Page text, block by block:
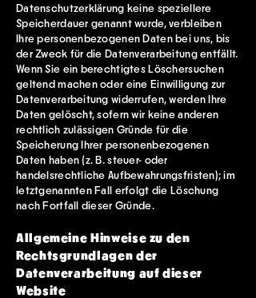
Datenschutzerklärung keine speziellere
Speicherdauer genannt wurde, verbleiben
Ihre personenbezogenen Daten bei uns, bis
der Zweck für die Datenverarbeitung entfällt.
Wenn Sie ein berechtigtes Löschersuchen
geltend machen oder eine Einwilligung zur
Datenverarbeitung widerrufen, werden Ihre
Daten gelöscht, sofern wir keine anderen
rechtlich zulässigen Gründe für die
Speicherung Ihrer personenbezogenen
Daten haben (z. B. steuer- oder
handelsrechtliche Aufbewahrungsfristen); im
letztgenannten Fall erfolgt die Löschung
nach Fortfall dieser Gründe.
Allgemeine Hinweise zu den
Rechtsgrundlagen der
Datenverarbeitung auf dieser
Website